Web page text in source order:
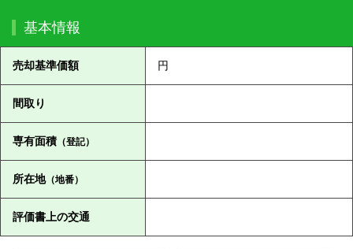
基本情報
売却基準価額 円
間取り
専有面積（登記）
所在地（地番）
評価書上の交通